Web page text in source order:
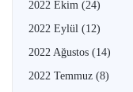
2022 Ekim (24)
2022 Eylül (12)
2022 Ağustos (14)
2022 Temmuz (8)